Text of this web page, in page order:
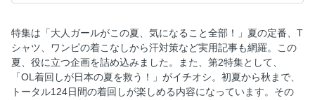
私を主役にしてくれる夏のヒロインワンピ
森香澄 スミからスミまで
夏の汗ストレスまるごと解決BOOK
渋谷凪咲が着こなす夏のロマンティックコーデ
特集は「大人ガールがこの夏、気になること全部！」夏の定番、T
シャツ、ワンピの着こなしから汗対策など実用記事も網羅。この
夏、役に立つ企画を詰め込みました。また、第2特集として、
「OL着回しが日本の夏を救う！」がイチオシ。初夏から秋まで、
トータル124日間の着回しが楽しめる内容になっています。その